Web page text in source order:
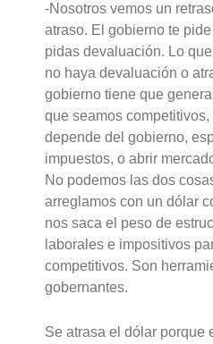
-Nosotros vemos un
atraso. El gobierno te
pidas devaluación. Lo
no haya devaluación o
gobierno tiene que
que seamos
depende del gobierno,
impuestos, o abrir
No podemos las dos
arreglamos con un dólar
nos saca el peso de
laborales e impositivos
competitivos. Son
gobernantes.
Se atrasa el dólar porque